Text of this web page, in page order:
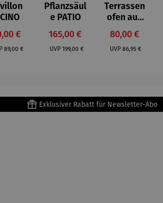
€
Regulärer Preis:
89,00 €
Pflanzsäul
e PATIO
Verkaufspreis:
165,00 €
UVP Regulärer Preis:
199,00 €
Terrassen
ofen aus
Gusseisen
Verkaufspreis:
80,00 €
UVP Regulärer Preis:
86,95 €
Exklusiver Rabatt für Newsletter-Abo